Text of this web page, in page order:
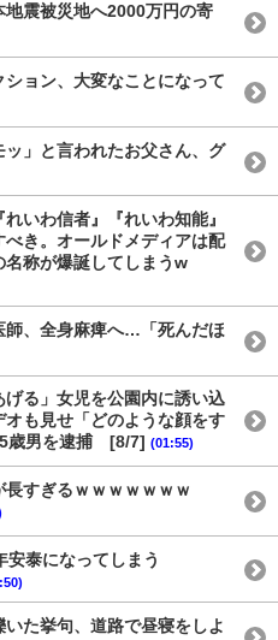
地震被災地へ2000万円の寄
ョン、大変なことになって
ッ」と言われたお父さん、グ
いわ信者』『れいわ知能』
き。オールドメディアは配
称が爆誕してしまうw
師、全身麻痺へ…「死んだほ
る」女児を公園内に誘い込
も見せ「どのような顔をす
歳男を逮捕 [8/7] (01:55)
長すぎるｗｗｗｗｗｗｗ
安泰になってしまう
いた挙句、道路で昼寝をしよ